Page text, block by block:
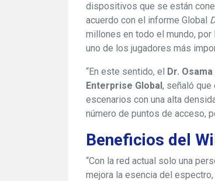
dispositivos que se están
acuerdo con el informe Global
millones en todo el mundo,
uno de los jugadores más
“En este sentido, el Dr.
Enterprise Global, señaló
escenarios con una alta
número de puntos de acceso,
Beneficios del
“Con la red actual solo una
mejora la esencia del